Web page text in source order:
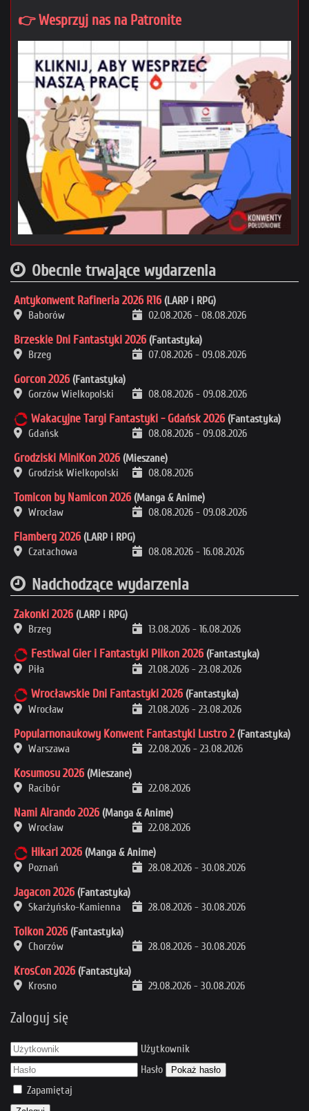
👉 Wesprzyj nas na Patronite
Obecnie trwające wydarzenia
Antykonwent Rafineria 2026 R16 (LARP i RPG)
Baborów
02.08.2026 - 08.08.2026
Brzeskie Dni Fantastyki 2026 (Fantastyka)
Brzeg
07.08.2026 - 09.08.2026
Gorcon 2026 (Fantastyka)
Gorzów Wielkopolski
08.08.2026 - 09.08.2026
Wakacyjne Targi Fantastyki - Gdańsk 2026 (Fantastyka)
Gdańsk
08.08.2026 - 09.08.2026
Grodziski MiniKon 2026 (Mieszane)
Grodzisk Wielkopolski
08.08.2026
Tomicon by Namicon 2026 (Manga & Anime)
Wrocław
08.08.2026 - 09.08.2026
Flamberg 2026 (LARP i RPG)
Czatachowa
08.08.2026 - 16.08.2026
Nadchodzące wydarzenia
Zakonki 2026 (LARP i RPG)
Brzeg
13.08.2026 - 16.08.2026
Festiwal Gier i Fantastyki Pilkon 2026 (Fantastyka)
Piła
21.08.2026 - 23.08.2026
Wrocławskie Dni Fantastyki 2026 (Fantastyka)
Wrocław
21.08.2026 - 23.08.2026
Popularnonaukowy Konwent Fantastyki Lustro 2 (Fantastyka)
Warszawa
22.08.2026 - 23.08.2026
Kosumosu 2026 (Mieszane)
Racibór
22.08.2026
Nami Airando 2026 (Manga & Anime)
Wrocław
22.08.2026
Hikari 2026 (Manga & Anime)
Poznań
28.08.2026 - 30.08.2026
Jagacon 2026 (Fantastyka)
Skarżyńsko-Kamienna
28.08.2026 - 30.08.2026
Tolkon 2026 (Fantastyka)
Chorzów
28.08.2026 - 30.08.2026
KrosCon 2026 (Fantastyka)
Krosno
29.08.2026 - 30.08.2026
Zaloguj się
Użytkownik
Hasło
Pokaż hasło
Zapamiętaj